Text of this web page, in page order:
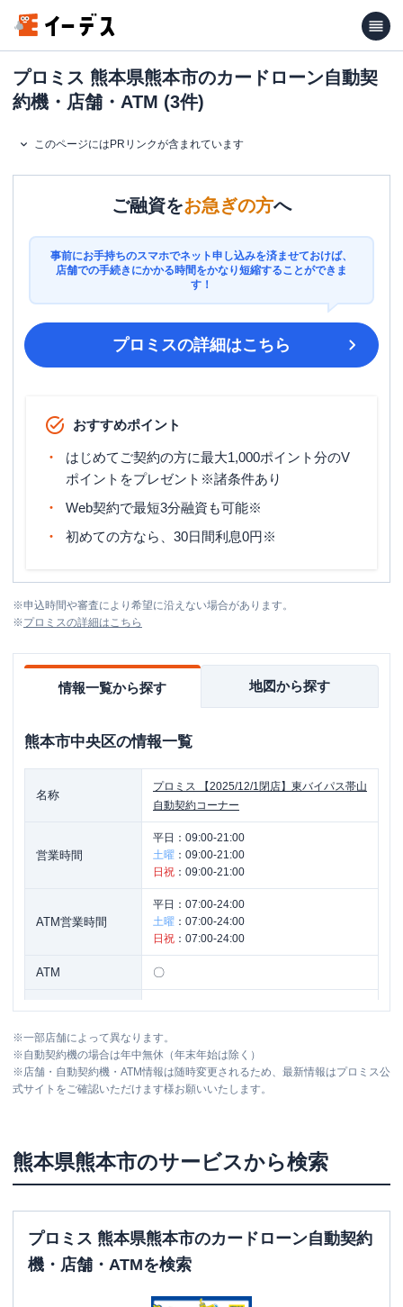
プロミス 熊本県熊本市のカードローン自動契
約機・店舗・ATM (3件)
このページにはPRリンクが含まれています
ご融資をお急ぎの方へ
事前にお手持ちのスマホでネット申し込みを済ませておけば、
店舗での手続きにかかる時間をかなり短縮することができま
す！
プロミスの詳細はこちら
おすすめポイント
はじめてご契約の方に最大1,000ポイント分のV
ポイントをプレゼント※諸条件あり
Web契約で最短3分融資も可能※
初めての方なら、30日間利息0円※
※申込時間や審査により希望に沿えない場合があります。
※プロミスの詳細はこちら
情報一覧から探す 地図から探す
熊本市中央区の情報一覧
名称
プロミス
【2025/12/1閉店】東バイパス帯山
自動契約コーナー
営業時間
平日： 09:00-21:00
土曜 ： 09:00-21:00
日祝 ： 09:00-21:00
ATM営業時間
平日： 07:00-24:00
土曜 ： 07:00-24:00
日祝 ： 07:00-24:00
ATM 〇
住所
熊本県熊本市中央区帯山４－４５－６
太陽ビル３Ｆ
営業時間
平日：09:00-21:00
土曜：09:00-21:00
ATM営業時間
平日：08:00-23:00
土曜
： 08:00-23:00
日祝：08:00-23:00
〇
※一部店舗によって異なります。
※自動契約機の場合は年中無休（年末年始は除く）
※店舗・自動契約機・ATM情報は随時変更されるため、最新情報はプロミス公
式サイトをご確認いただけます様お願いいたします。
熊本県熊本市のサービスから検索
プロミス 熊本県熊本市のカードローン自動契約
機・店舗・ATMを検索